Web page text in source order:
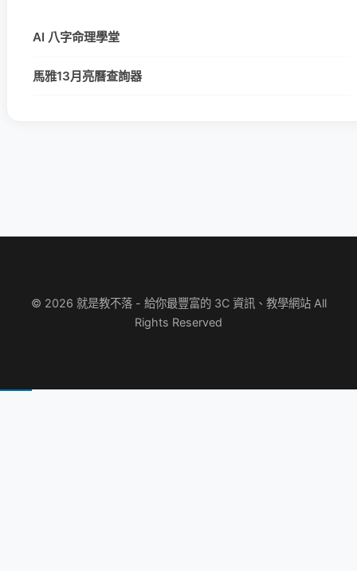
AI 八字命理學堂
馬雅13月亮曆查詢器
© 2026 就是教不落 - 給你最豐富的 3C 資訊、教學網站 All
Rights Reserved